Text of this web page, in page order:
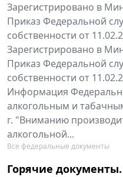
Зарегистрировано в
Приказ Федеральной
собственности от
Зарегистрировано в
Приказ Федеральной
собственности от
Информация
алкогольным и
г. "Вниманию
алкогольной...
Все федеральные документы
Горячие